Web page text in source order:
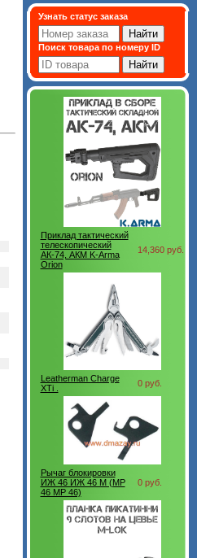
Узнать статус заказа
Поиск товара по номеру ID
Приклад тактический
телескопический
АК-74, АКМ K-Arma
Orion
14,360 руб.
Leatherman Charge
XTi .
0 руб.
Рычаг блокировки
ИЖ 46 ИЖ 46 М (МР
46 МР 46)
0 руб.